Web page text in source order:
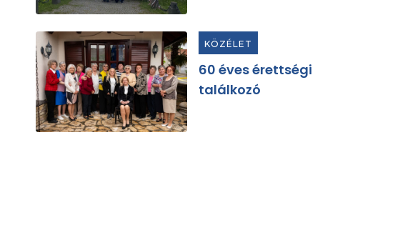
KÖZÉLET
60 éves érettségi
találkozó